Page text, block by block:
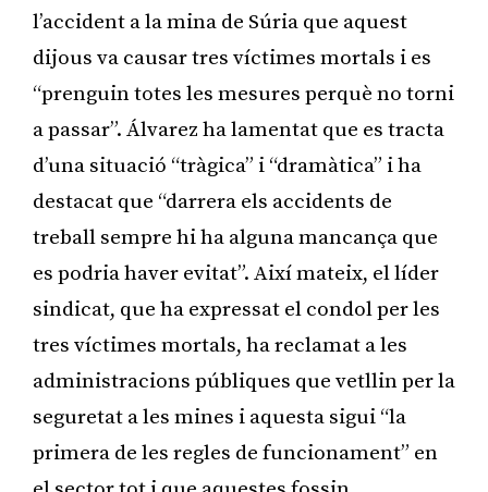
l’accident a la mina de Súria que aquest
dijous va causar tres víctimes mortals i es
“prenguin totes les mesures perquè no torni
a passar”. Álvarez ha lamentat que es tracta
d’una situació “tràgica” i “dramàtica” i ha
destacat que “darrera els accidents de
treball sempre hi ha alguna mancança que
es podria haver evitat”. Així mateix, el líder
sindicat, que ha expressat el condol per les
tres víctimes mortals, ha reclamat a les
administracions públiques que vetllin per la
seguretat a les mines i aquesta sigui “la
primera de les regles de funcionament” en